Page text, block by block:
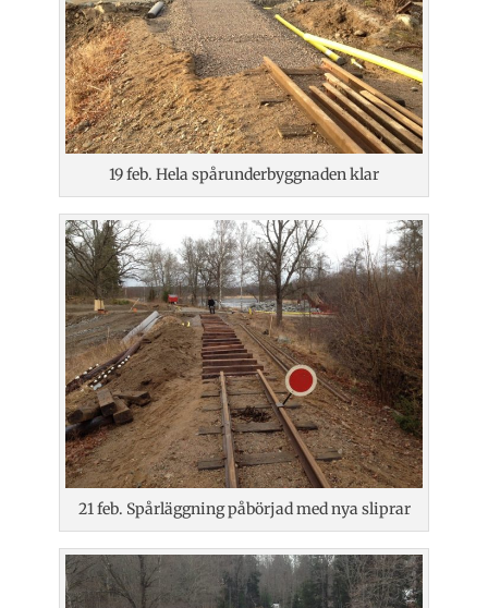
19 feb. Hela spårunderbyggnaden klar
21 feb. Spårläggning påbörjad med nya sliprar